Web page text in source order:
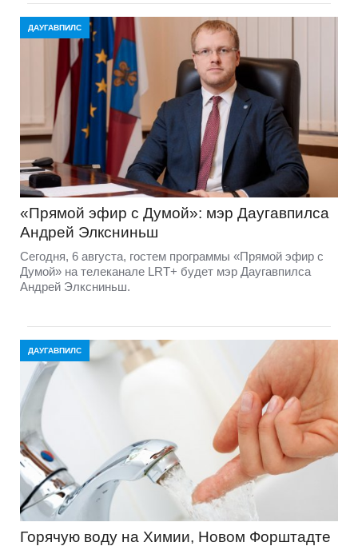
ДАУГАВПИЛС
«Прямой эфир с Думой»: мэр Даугавпилса
Андрей Элксниньш
Сегодня, 6 августа, гостем программы «Прямой эфир с
Думой» на телеканале LRT+ будет мэр Даугавпилса
Андрей Элксниньш.
ДАУГАВПИЛС
Горячую воду на Химии, Новом Форштадте